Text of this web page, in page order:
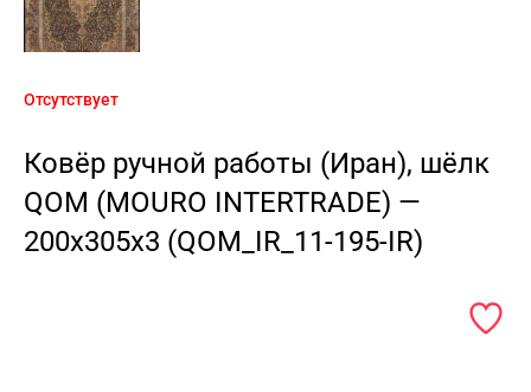
Отсутствует
Ковёр ручной работы (Иран), шёлк
QOM (MOURO INTERTRADE) —
200x305x3 (QOM_IR_11-195-IR)